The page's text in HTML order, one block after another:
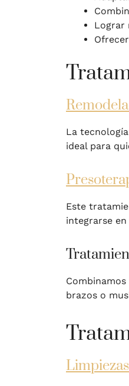
Lograr
La
ideal para
Este
integrarse
brazos o